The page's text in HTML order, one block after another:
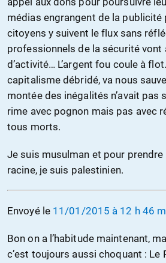
médias engrangent de la publicité
citoyens y suivent le flux sans
professionnels de la sécurité vont
d’activité… L’argent fou coule à
capitalisme débridé, va nous
montée des inégalités n’avait pas
rime avec pognon mais pas avec
tous morts.
Je suis musulman et pour
racine, je suis palestinien.
Envoyé le 11/01/2015 à 12 h 46
Bon on a l’habitude maintenant,
c’est toujours aussi choquant : Le